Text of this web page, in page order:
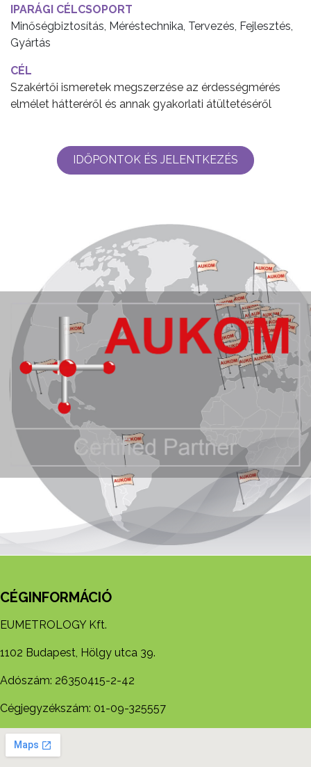
IPARÁGI CÉLCSOPORT
Minőségbiztosítás, Méréstechnika, Tervezés, Fejlesztés,
Gyártás
CÉL
Szakértői ismeretek megszerzése az érdességmérés
elmélet hátteréről és annak gyakorlati átültetéséről
IDŐPONTOK ÉS JELENTKEZÉS
CÉGINFORMÁCIÓ
EUMETROLOGY Kft.
1102 Budapest, Hölgy utca 39.
Adószám: 26350415-2-42
Cégjegyzékszám: 01-09-325557